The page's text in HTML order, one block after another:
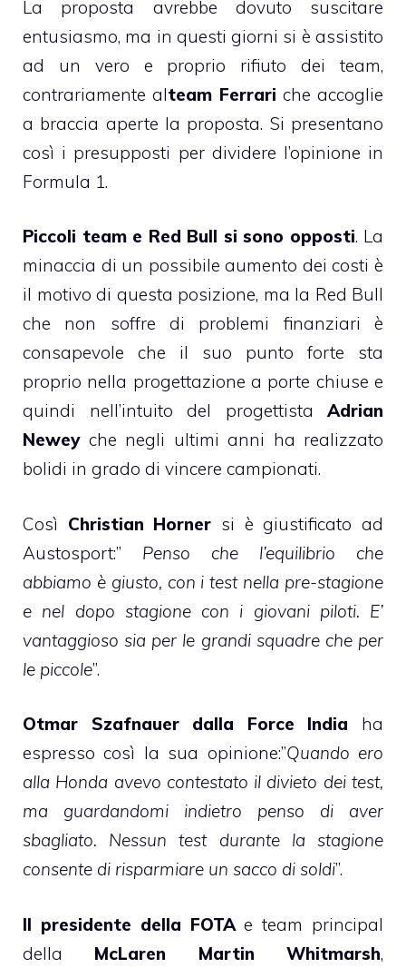
La proposta avrebbe dovuto suscitare
entusiasmo, ma in questi giorni si è assistito
ad un vero e proprio rifiuto dei team,
contrariamente alteam Ferrari che accoglie
a braccia aperte la proposta. Si presentano
così i presupposti per dividere l’opinione in
Formula 1.
Piccoli team e Red Bull si sono opposti. La
minaccia di un possibile aumento dei costi è
il motivo di questa posizione, ma la Red Bull
che non soffre di problemi finanziari è
consapevole che il suo punto forte sta
proprio nella progettazione a porte chiuse e
quindi nell’intuito del progettista Adrian
Neweyche negli ultimi anni ha realizzato
bolidi in grado di vincere campionati.
Così Christian Horner si è giustificato ad
Austosport:” Penso che l’equilibrio che
abbiamo è giusto, con i test nella pre-stagione
e nel dopo stagione con i giovani piloti. E’
vantaggioso sia per le grandi squadre che per
le piccole”.
Otmar Szafnauer dalla Force India ha
espresso così la sua opinione:”Quando ero
alla Honda avevo contestato il divieto dei test,
ma guardandomi indietro penso di aver
sbagliato. Nessun test durante la stagione
consente di risparmiare un sacco di soldi”.
Il presidente della FOTAe team principal
della McLaren Martin Whitmarsh,